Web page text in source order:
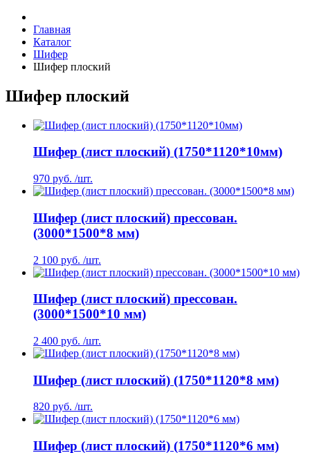
Главная
Каталог
Шифер
Шифер плоский
Шифер плоский
Шифер (лист плоский) (1750*1120*10мм)
970 руб. /шт.
Шифер (лист плоский) прессован.
(3000*1500*8 мм)
2 100 руб. /шт.
Шифер (лист плоский) прессован.
(3000*1500*10 мм)
2 400 руб. /шт.
Шифер (лист плоский) (1750*1120*8 мм)
820 руб. /шт.
Шифер (лист плоский) (1750*1120*6 мм)